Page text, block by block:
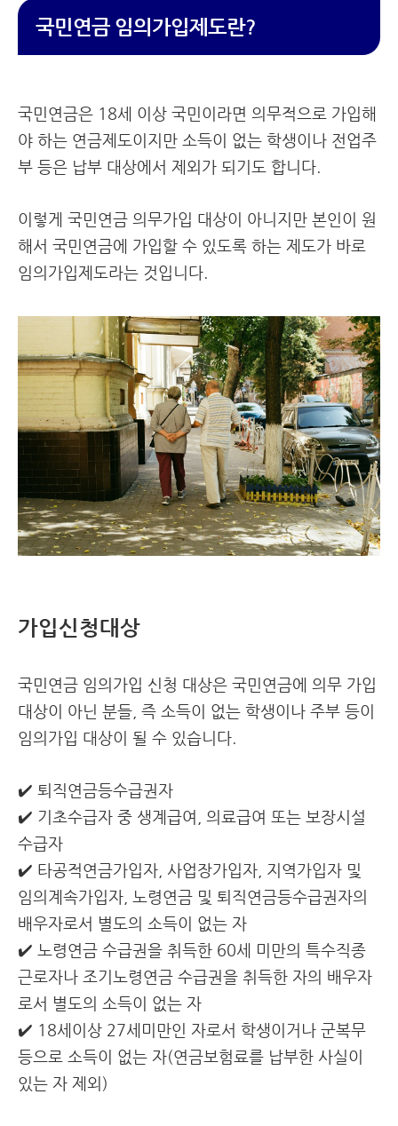
국민연금 임의가입제도란?
국민연금은 18세 이상 국민이라면 의무적으로 가입해
야 하는 연금제도이지만 소득이 없는 학생이나 전업주
부 등은 납부 대상에서 제외가 되기도 합니다.
이렇게 국민연금 의무가입 대상이 아니지만 본인이 원
해서 국민연금에 가입할 수 있도록 하는 제도가 바로
임의가입제도라는 것입니다.
가입신청대상
국민연금 임의가입 신청 대상은 국민연금에 의무 가입
대상이 아닌 분들, 즉 소득이 없는 학생이나 주부 등이
임의가입 대상이 될 수 있습니다.
✔️ 퇴직연금등수급권자
✔️ 기초수급자 중 생계급여, 의료급여 또는 보장시설
수급자
✔️ 타공적연금가입자, 사업장가입자, 지역가입자 및
임의계속가입자, 노령연금 및 퇴직연금등수급권자의
배우자로서 별도의 소득이 없는 자
✔️ 노령연금 수급권을 취득한 60세 미만의 특수직종
근로자나 조기노령연금 수급권을 취득한 자의 배우자
로서 별도의 소득이 없는 자
✔️ 18세이상 27세미만인 자로서 학생이거나 군복무
등으로 소득이 없는 자(연금보험료를 납부한 사실이
있는 자 제외)